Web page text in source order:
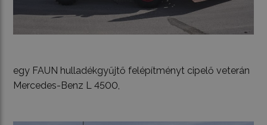
egy FAUN hulladékgyűjtő felépítményt cipelő veterán
Mercedes-Benz L 4500,